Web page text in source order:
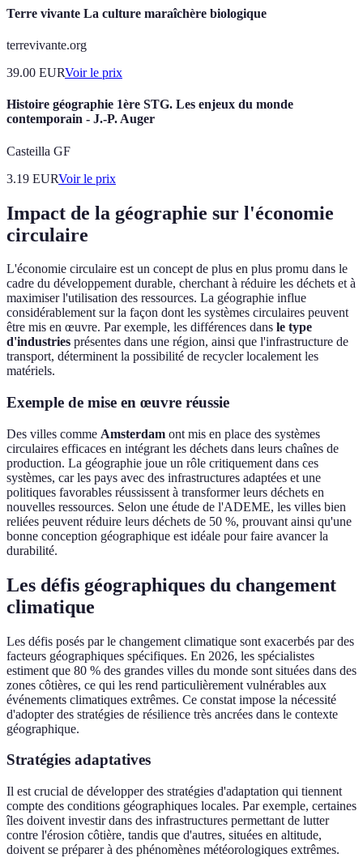
Terre vivante La culture maraîchère biologique
terrevivante.org
39.00 EURVoir le prix
Histoire géographie 1ère STG. Les enjeux du monde
contemporain - J.-P. Auger
Casteilla GF
3.19 EURVoir le prix
Impact de la géographie sur l'économie
circulaire
L'économie circulaire est un concept de plus en plus promu dans le
cadre du développement durable, cherchant à réduire les déchets et à
maximiser l'utilisation des ressources. La géographie influe
considérablement sur la façon dont les systèmes circulaires peuvent
être mis en œuvre. Par exemple, les différences dans le type
d'industries présentes dans une région, ainsi que l'infrastructure de
transport, déterminent la possibilité de recycler localement les
matériels.
Exemple de mise en œuvre réussie
Des villes comme Amsterdam ont mis en place des systèmes
circulaires efficaces en intégrant les déchets dans leurs chaînes de
production. La géographie joue un rôle critiquement dans ces
systèmes, car les pays avec des infrastructures adaptées et une
politiques favorables réussissent à transformer leurs déchets en
nouvelles ressources. Selon une étude de l'ADEME, les villes bien
reliées peuvent réduire leurs déchets de 50 %, prouvant ainsi qu'une
bonne conception géographique est idéale pour faire avancer la
durabilité.
Les défis géographiques du changement
climatique
Les défis posés par le changement climatique sont exacerbés par des
facteurs géographiques spécifiques. En 2026, les spécialistes
estiment que 80 % des grandes villes du monde sont situées dans des
zones côtières, ce qui les rend particulièrement vulnérables aux
événements climatiques extrêmes. Ce constat impose la nécessité
d'adopter des stratégies de résilience très ancrées dans le contexte
géographique.
Stratégies adaptatives
Il est crucial de développer des stratégies d'adaptation qui tiennent
compte des conditions géographiques locales. Par exemple, certaines
îles doivent investir dans des infrastructures permettant de lutter
contre l'érosion côtière, tandis que d'autres, situées en altitude,
doivent se préparer à des phénomènes météorologiques extrêmes.